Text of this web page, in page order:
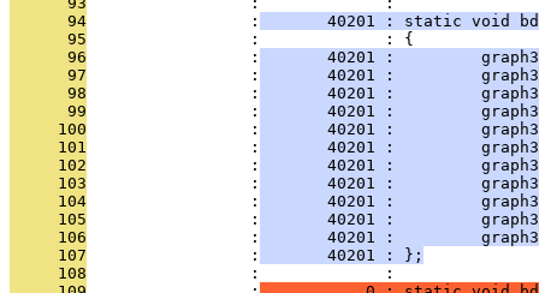
      94
                 :
40201 : static void
      95
                 :             : {
      96
                 :
40201 :
      97
                 :
40201 :
      98
                 :
40201 :
      99
                 :
40201 :
     100
                 :
40201 :
     101
                 :
40201 :
     102
                 :
40201 :
     103
                 :
40201 :
     104
                 :
40201 :
     105
                 :
40201 :
     106
                 :
40201 :
     107
                 :
       40201 : };
     108
                 :             :